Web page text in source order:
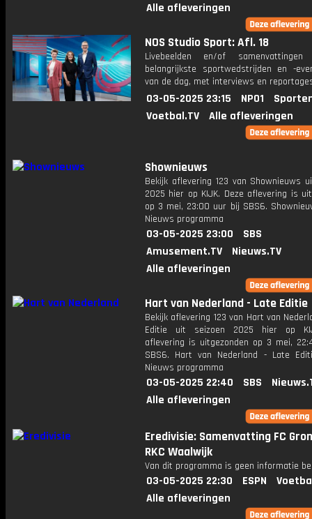
Alle afleveringen
NOS Studio Sport: Afl. 18
Livebeelden en/of
belangrijkste sportwedstrijden en -
van de dag, met interviews en
03-05-2025 23:15 NPO1
Voetbal.TV
Alle afleveringen
Shownieuws
Bekijk aflevering 123 van Shownieuws
2025 hier op KIJK. Deze aflevering is
op 3 mei, 23:00 uur bij SBS6.
Nieuws programma
03-05-2025 23:00
SBS
Amusement.TV
Nieuws.TV
Alle afleveringen
Hart van Nederland - Late Editie
Bekijk aflevering 123 van Hart van
Editie uit seizoen 2025 hier op
aflevering is uitgezonden op 3 mei,
SBS6. Hart van Nederland - Late
Nieuws programma
03-05-2025 22:40 SBS
Alle afleveringen
Eredivisie: Samenvatting FC
RKC Waalwijk
Van dit programma is geen informatie
03-05-2025 22:30 ESPN
Alle afleveringen